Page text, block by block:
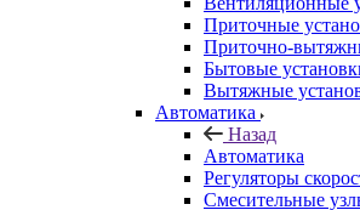
Приточные
Приточно-
Бытовые
Вытяжные
Автоматика
Назад
Автоматика
Регуляторы
Смесительные